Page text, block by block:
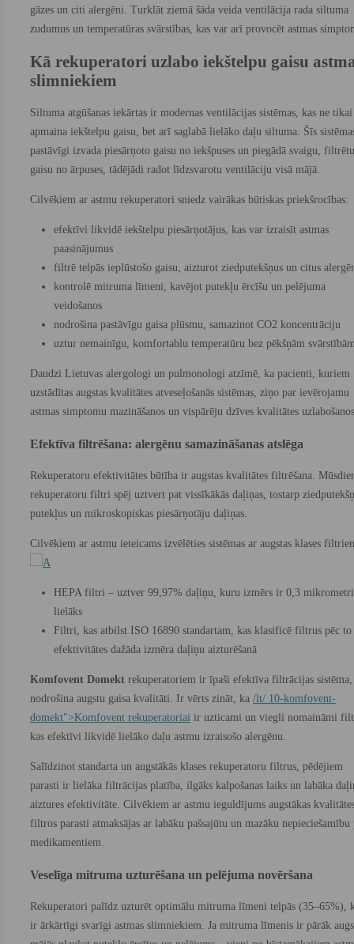
gāzes un citi alergēni. Turklāt ziemā šāda veida ventilācija rada siltuma
zudumus un temperatūras svārstības, kas var arī provocēt astmas
Kā rekuperatori uzlabo iekštelpu gaisu
slimniekiem
Siltuma atgūšanas iekārtas ir modernas ventilācijas sistēmas, kas ne tikai
apmaina iekštelpu gaisu, bet arī saglabā lielāko daļu siltuma. Šīs
pastāvīgi izvada piesārņoto gaisu no iekšpuses un piegādā svaigu, filtrētu
gaisu no ārpuses, tādējādi radot līdzsvarotu ventilāciju visā mājā.
Cilvēkiem ar astmu rekuperatori sniedz vairākas būtiskas priekšrocības:
efektīvi likvidē iekštelpu piesārņotājus, kas var izraisīt astmas
paasinājumus
filtrē telpās ieplūstošo gaisu, aizturot ziedputekšņus un citus
kontrolē mitruma līmeni, kavējot putekļu ērcīšu un pelējuma
veidošanos
nodrošina pastāvīgu gaisa plūsmu, samazinot CO2 koncentrāciju
uztur nemainīgu, komfortablu temperatūru bez pēkšņām
Daudzi Lietuvas alergologi un pulmonologi atzīmē, ka pacienti, kuriem
uzstādītas augstas kvalitātes atveseļošanās sistēmas, ziņo par ievērojamu
astmas simptomu mazināšanos un vispārēju dzīves kvalitātes
Efektīva filtrēšana: alergēnu samazināšanas atslēga
Rekuperatoru efektivitātes būtība ir augstas kvalitātes filtrēšana.
rekuperatoru filtri spēj uztvert pat vissīkākās daļiņas, tostarp
putekļus un mikroskopiskas piesārņotāju daļiņas.
Cilvēkiem ar astmu ieteicams izvēlēties sistēmas ar augstas klases
HEPA filtri – uztver 99,97% daļiņu, kuru izmērs ir 0,3
lielāks
Filtri, kas atbilst ISO 16890 standartam, kas klasificē filtrus pēc to
efektivitātes dažāda izmēra daļiņu aizturēšanā
Komfovent Domekt rekuperatoriem ir īpaši efektīva filtrācijas sistēma,
nodrošina augstu gaisa kvalitāti. Ir vērts zināt, ka /lt/ 10-komfovent-
domekt">Komfovent rekuperatoriai ir uzticami un viegli nomaināmi
kas efektīvi likvidē lielāko daļu astmu izraisošo alergēnu.
Salīdzinot standarta un augstākās klases rekuperatoru filtrus, pēdējiem
parasti ir lielāka filtrācijas platība, ilgāks kalpošanas laiks un labāka
aiztures efektivitāte. Cilvēkiem ar astmu ieguldījums augstākas
filtros parasti atmaksājas ar labāku pašsajūtu un mazāku nepieciešamību
medikamentiem.
Veselīga mitruma uzturēšana un pelējuma novēršana
Rekuperatori palīdz uzturēt optimālu mitruma līmeni telpās (35–65%),
ir ārkārtīgi svarīgi astmas slimniekiem. Ja mitruma līmenis ir pārāk